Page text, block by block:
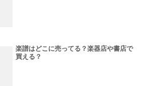
楽譜はどこに売ってる？楽器店や書店で
買える？